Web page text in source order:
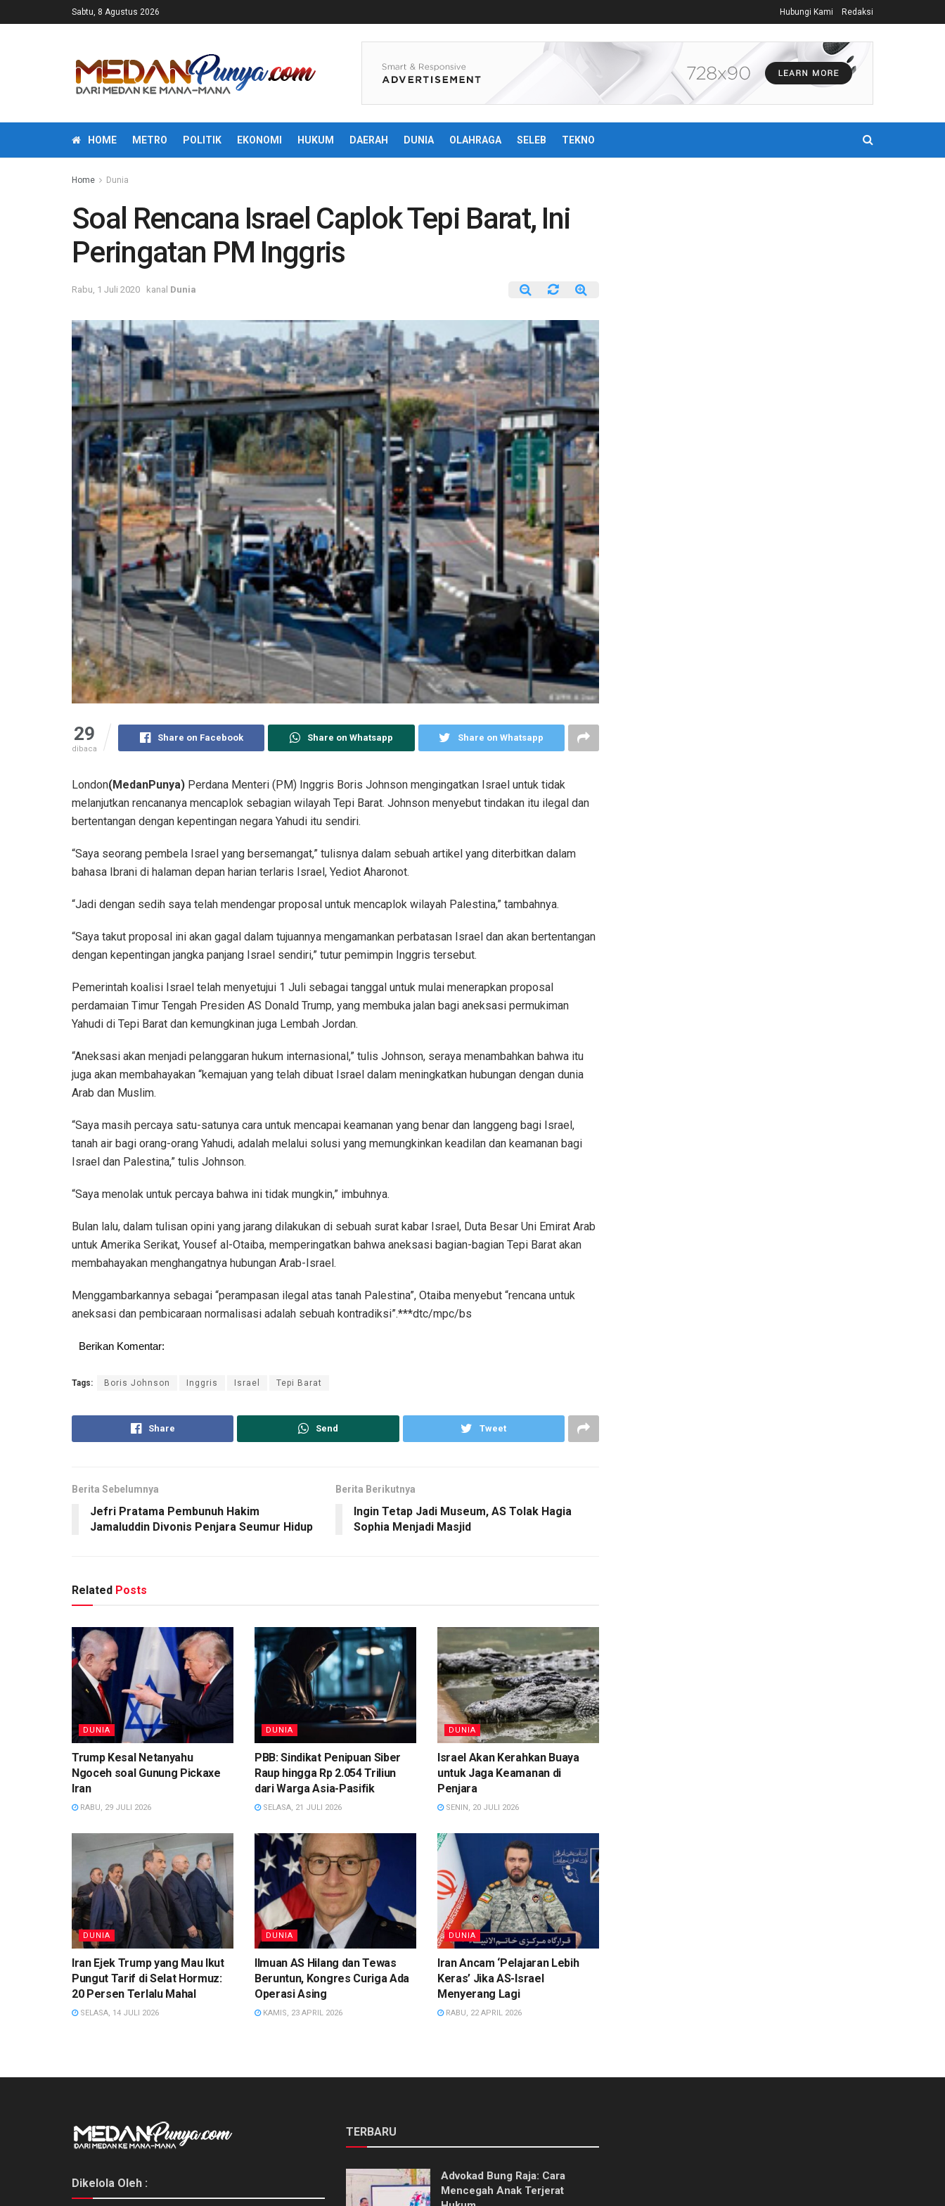
Sabtu, 8 Agustus 2026 Hubungi Kami Redaksi
HOME METRO POLITIK EKONOMI HUKUM DAERAH DUNIA OLAHRAGA SELEB TEKNO
Home Dunia
Soal Rencana Israel Caplok Tepi Barat, Ini
Peringatan PM Inggris
Rabu, 1 Juli 2020 kanal Dunia
29
dibaca
Share on Facebook Share on Whatsapp Share on Whatsapp
London(MedanPunya) Perdana Menteri (PM) Inggris Boris Johnson mengingatkan Israel untuk tidak
melanjutkan rencananya mencaplok sebagian wilayah Tepi Barat. Johnson menyebut tindakan itu ilegal dan
bertentangan dengan kepentingan negara Yahudi itu sendiri.
“Saya seorang pembela Israel yang bersemangat,” tulisnya dalam sebuah artikel yang diterbitkan dalam
bahasa Ibrani di halaman depan harian terlaris Israel, Yediot Aharonot.
“Jadi dengan sedih saya telah mendengar proposal untuk mencaplok wilayah Palestina,” tambahnya.
“Saya takut proposal ini akan gagal dalam tujuannya mengamankan perbatasan Israel dan akan bertentangan
dengan kepentingan jangka panjang Israel sendiri,” tutur pemimpin Inggris tersebut.
Pemerintah koalisi Israel telah menyetujui 1 Juli sebagai tanggal untuk mulai menerapkan proposal
perdamaian Timur Tengah Presiden AS Donald Trump, yang membuka jalan bagi aneksasi permukiman
Yahudi di Tepi Barat dan kemungkinan juga Lembah Jordan.
“Aneksasi akan menjadi pelanggaran hukum internasional,” tulis Johnson, seraya menambahkan bahwa itu
juga akan membahayakan “kemajuan yang telah dibuat Israel dalam meningkatkan hubungan dengan dunia
Arab dan Muslim.
“Saya masih percaya satu-satunya cara untuk mencapai keamanan yang benar dan langgeng bagi Israel,
tanah air bagi orang-orang Yahudi, adalah melalui solusi yang memungkinkan keadilan dan keamanan bagi
Israel dan Palestina,” tulis Johnson.
“Saya menolak untuk percaya bahwa ini tidak mungkin,” imbuhnya.
Bulan lalu, dalam tulisan opini yang jarang dilakukan di sebuah surat kabar Israel, Duta Besar Uni Emirat Arab
untuk Amerika Serikat, Yousef al-Otaiba, memperingatkan bahwa aneksasi bagian-bagian Tepi Barat akan
membahayakan menghangatnya hubungan Arab-Israel.
Menggambarkannya sebagai “perampasan ilegal atas tanah Palestina”, Otaiba menyebut “rencana untuk
aneksasi dan pembicaraan normalisasi adalah sebuah kontradiksi”.***dtc/mpc/bs
Berikan Komentar:
Tags: Boris Johnson Inggris Israel Tepi Barat
Share Send Tweet
Berita Sebelumnya
Jefri Pratama Pembunuh Hakim
Jamaluddin Divonis Penjara Seumur Hidup
Berita Berikutnya
Ingin Tetap Jadi Museum, AS Tolak Hagia
Sophia Menjadi Masjid
Related Posts
DUNIA
Trump Kesal Netanyahu
Ngoceh soal Gunung Pickaxe
Iran
RABU, 29 JULI 2026
DUNIA
PBB: Sindikat Penipuan Siber
Raup hingga Rp 2.054 Triliun
dari Warga Asia-Pasifik
SELASA, 21 JULI 2026
DUNIA
Israel Akan Kerahkan Buaya
untuk Jaga Keamanan di
Penjara
SENIN, 20 JULI 2026
DUNIA
Iran Ejek Trump yang Mau Ikut
Pungut Tarif di Selat Hormuz:
20 Persen Terlalu Mahal
SELASA, 14 JULI 2026
DUNIA
Ilmuan AS Hilang dan Tewas
Beruntun, Kongres Curiga Ada
Operasi Asing
KAMIS, 23 APRIL 2026
DUNIA
Iran Ancam ‘Pelajaran Lebih
Keras’ Jika AS-Israel
Menyerang Lagi
RABU, 22 APRIL 2026
Dikelola Oleh :
TERBARU
Advokad Bung Raja: Cara
Mencegah Anak Terjerat